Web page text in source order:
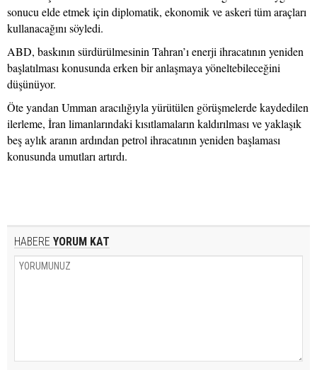
sonucu elde etmek için diplomatik, ekonomik ve askeri tüm araçları
kullanacağını söyledi.
ABD, baskının sürdürülmesinin Tahran’ı enerji ihracatının yeniden
başlatılması konusunda erken bir anlaşmaya yöneltebileceğini
düşünüyor.
Öte yandan Umman aracılığıyla yürütülen görüşmelerde kaydedilen
ilerleme, İran limanlarındaki kısıtlamaların kaldırılması ve yaklaşık
beş aylık aranın ardından petrol ihracatının yeniden başlaması
konusunda umutları artırdı.
HABERE YORUM KAT